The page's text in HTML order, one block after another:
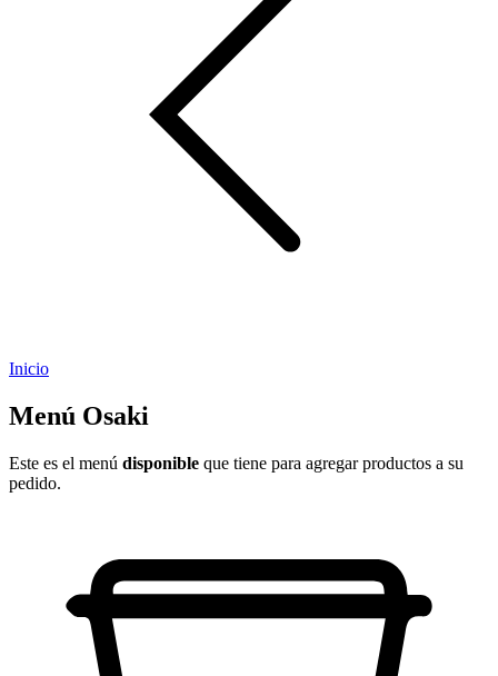
Inicio
Menú Osaki
Este es el menú disponible que tiene para agregar productos a su
pedido.